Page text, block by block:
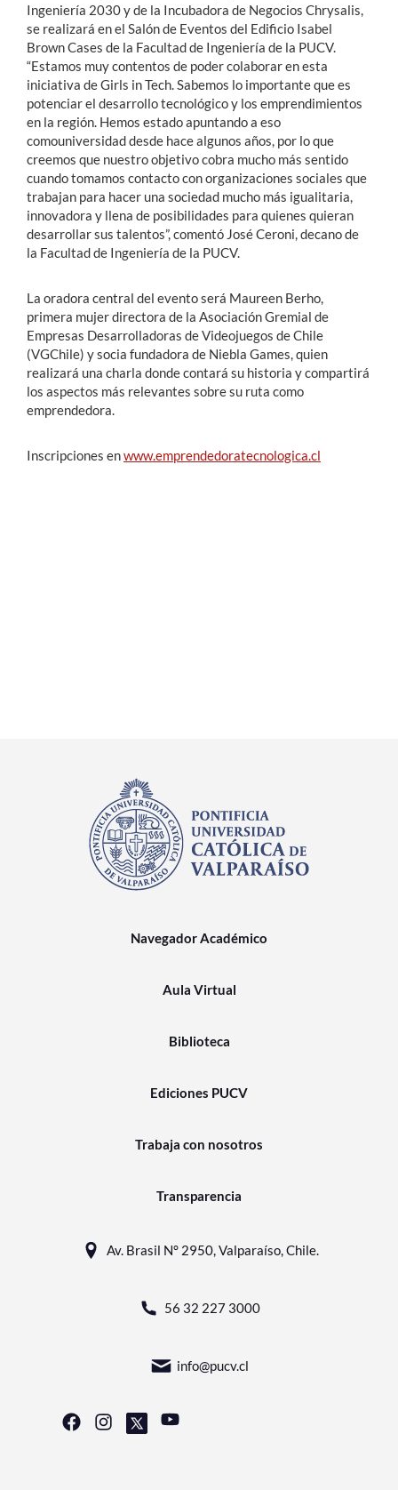
Ingeniería 2030 y de la Incubadora de Negocios Chrysalis,
se realizará en el Salón de Eventos del Edificio Isabel
Brown Cases de la Facultad de Ingeniería de la PUCV.
“Estamos muy contentos de poder colaborar en esta
iniciativa de Girls in Tech. Sabemos lo importante que es
potenciar el desarrollo tecnológico y los emprendimientos
en la región. Hemos estado apuntando a eso
comouniversidad desde hace algunos años, por lo que
creemos que nuestro objetivo cobra mucho más sentido
cuando tomamos contacto con organizaciones sociales que
trabajan para hacer una sociedad mucho más igualitaria,
innovadora y llena de posibilidades para quienes quieran
desarrollar sus talentos”, comentó José Ceroni, decano de
la Facultad de Ingeniería de la PUCV.
La oradora central del evento será Maureen Berho,
primera mujer directora de la Asociación Gremial de
Empresas Desarrolladoras de Videojuegos de Chile
(VGChile) y socia fundadora de Niebla Games, quien
realizará una charla donde contará su historia y compartirá
los aspectos más relevantes sobre su ruta como
emprendedora.
Inscripciones enwww.emprendedoratecnologica.cl
Navegador Académico
Aula Virtual
Biblioteca
Ediciones PUCV
Trabaja con nosotros
Transparencia
Av. Brasil N° 2950, Valparaíso, Chile.
56 32 227 3000
info@pucv.cl